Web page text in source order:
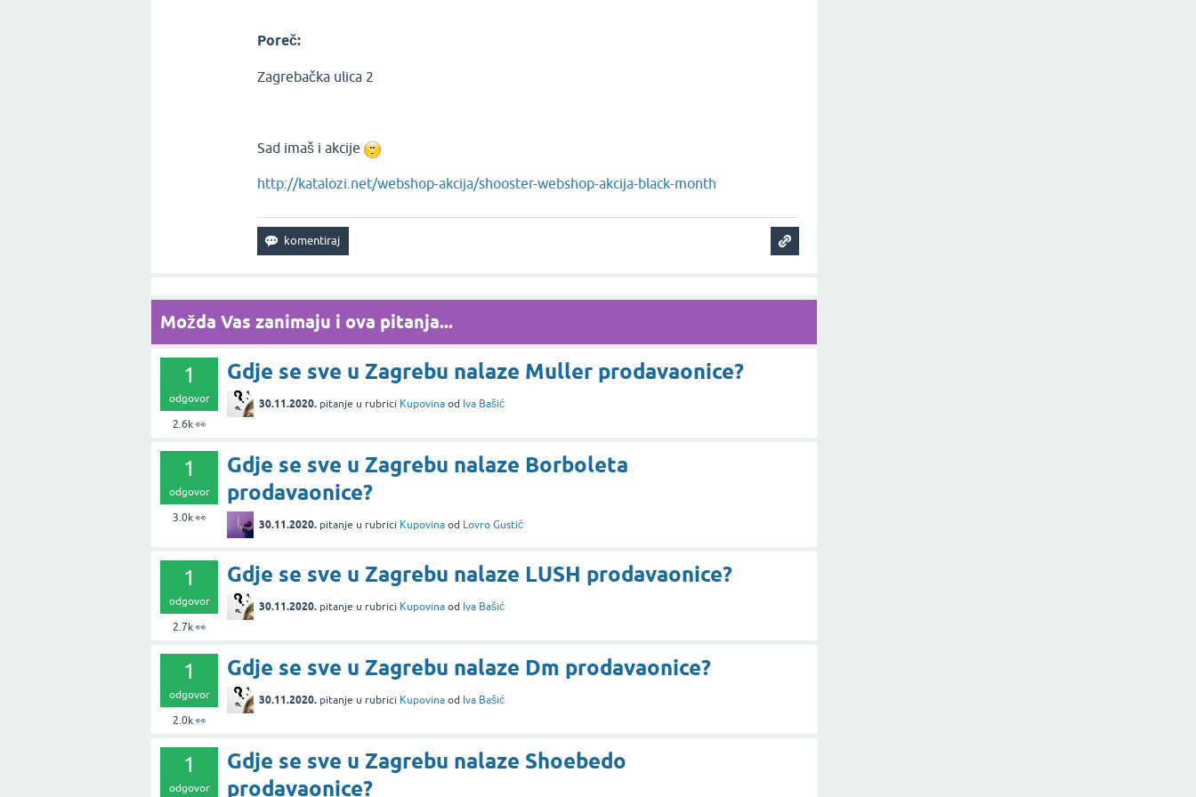
Poreč:
Zagrebačka ulica 2
Sad imaš i akcije
http://katalozi.net/webshop-akcija/shooster-webshop-akcija-black-month
Možda Vas zanimaju i ova pitanja...
1
odgovor
2.6k👀
Gdje se sve u Zagrebu nalaze Muller prodavaonice?
30.11.2020. pitanje u rubrici Kupovina od Iva Bašić
1
odgovor
3.0k👀
Gdje se sve u Zagrebu nalaze Borboleta
prodavaonice?
30.11.2020. pitanje u rubrici Kupovina od Lovro Gustić
1
odgovor
2.7k👀
Gdje se sve u Zagrebu nalaze LUSH prodavaonice?
30.11.2020. pitanje u rubrici Kupovina od Iva Bašić
1
odgovor
2.0k👀
Gdje se sve u Zagrebu nalaze Dm prodavaonice?
30.11.2020. pitanje u rubrici Kupovina od Iva Bašić
1
odgovor
Gdje se sve u Zagrebu nalaze Shoebedo
prodavaonice?